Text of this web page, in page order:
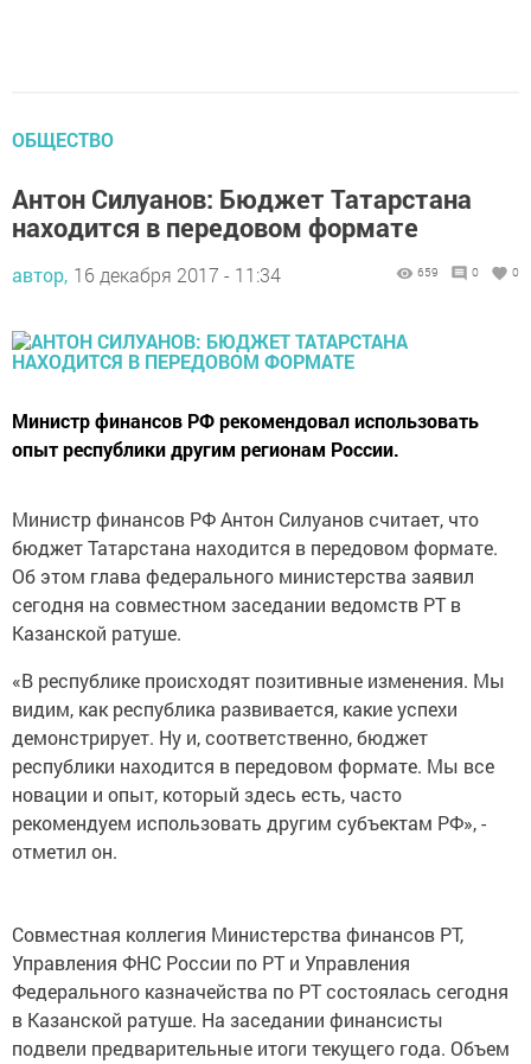
ОБЩЕСТВО
Антон Силуанов: Бюджет Татарстана
находится в передовом формате
автор, 16 декабря 2017 - 11:34 659 0 0
Министр финансов РФ рекомендовал использовать
опыт республики другим регионам России.
Министр финансов РФ Антон Силуанов считает, что
бюджет Татарстана находится в передовом формате.
Об этом глава федерального министерства заявил
сегодня на совместном заседании ведомств РТ в
Казанской ратуше.
«В республике происходят позитивные изменения. Мы
видим, как республика развивается, какие успехи
демонстрирует. Ну и, соответственно, бюджет
республики находится в передовом формате. Мы все
новации и опыт, который здесь есть, часто
рекомендуем использовать другим субъектам РФ», -
отметил он.
Совместная коллегия Министерства финансов РТ,
Управления ФНС России по РТ и Управления
Федерального казначейства по РТ состоялась сегодня
в Казанской ратуше. На заседании финансисты
подвели предварительные итоги текущего года. Объем